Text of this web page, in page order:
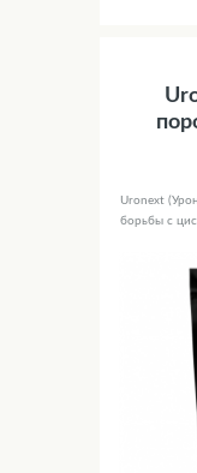
Uronext
борьбы с